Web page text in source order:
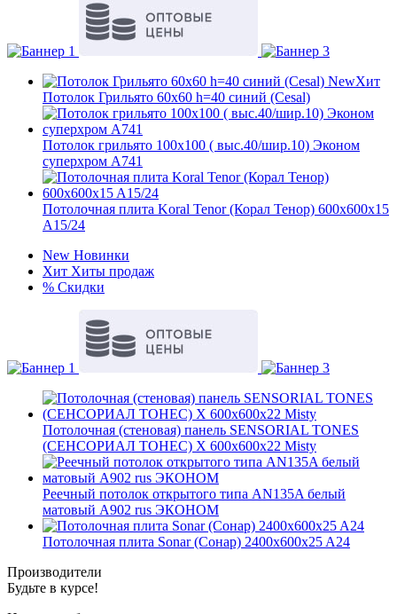
NewХит
Потолок Грильято 60x60 h=40 синий (Cesal)
Потолок грильято 100х100 ( выс.40/шир.10) Эконом
суперхром А741
Потолочная плита Koral Tenor (Корал Тенор) 600x600x15
A15/24
New Новинки
Хит Хиты продаж
% Скидки
Потолочная (стеновая) панель SENSORIAL TONES
(СЕНСОРИАЛ ТОНЕС) X 600x600x22 Misty
Реечный потолок открытого типа AN135A белый
матовый А902 rus ЭКОНОМ
Потолочная плита Sonar (Сонар) 2400x600x25 A24
Производители
Будьте в курсе!